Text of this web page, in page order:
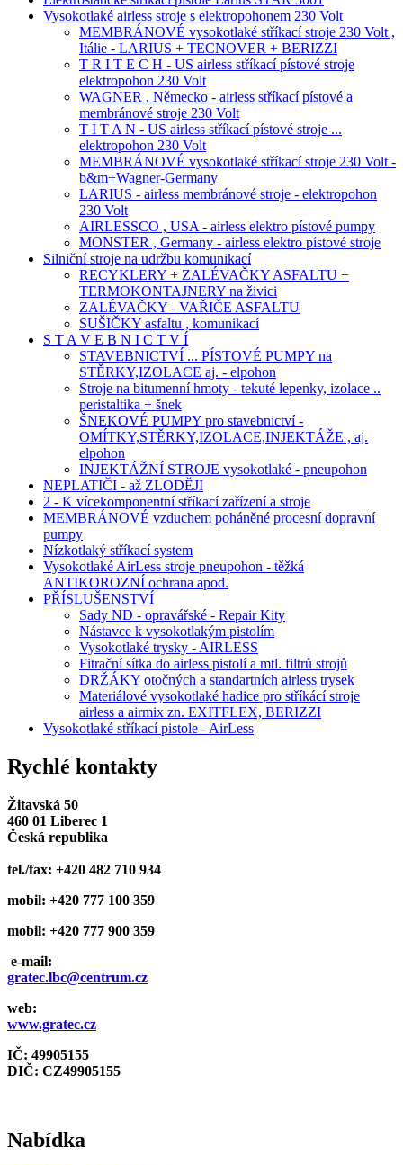
Vysokotlaké airless stroje s elektropohonem 230 Volt
MEMBRÁNOVÉ vysokotlaké stříkací stroje 230 Volt ,
Itálie - LARIUS + TECNOVER + BERIZZI
T R I T E C H - US airless stříkací pístové stroje
elektropohon 230 Volt
WAGNER , Německo - airless stříkací pístové a
membránové stroje 230 Volt
T I T A N - US airless stříkací pístové stroje ...
elektropohon 230 Volt
MEMBRÁNOVÉ vysokotlaké stříkací stroje 230 Volt -
b&m+Wagner-Germany
LARIUS - airless membránové stroje - elektropohon
230 Volt
AIRLESSCO , USA - airless elektro pístové pumpy
MONSTER , Germany - airless elektro pístové stroje
Silniční stroje na udržbu komunikací
RECYKLERY + ZALÉVAČKY ASFALTU +
TERMOKONTAJNERY na živici
ZALÉVAČKY - VAŘIČE ASFALTU
SUŠIČKY asfaltu , komunikací
S T A V E B N I C T V Í
STAVEBNICTVÍ ... PÍSTOVÉ PUMPY na
STĚRKY,IZOLACE aj. - elpohon
Stroje na bitumenní hmoty - tekuté lepenky, izolace ..
peristaltika + šnek
ŠNEKOVÉ PUMPY pro stavebnictví -
OMÍTKY,STĚRKY,IZOLACE,INJEKTÁŽE , aj.
elpohon
INJEKTÁŽNÍ STROJE vysokotlaké - pneupohon
NEPLATIČI - až ZLODĚJI
2 - K vícekomponentní stříkací zařízení a stroje
MEMBRÁNOVÉ vzduchem poháněné procesní dopravní
pumpy
Nízkotlaký stříkací system
Vysokotlaké AirLess stroje pneupohon - těžká
ANTIKOROZNÍ ochrana apod.
PŘÍSLUŠENSTVÍ
Sady ND - opravářské - Repair Kity
Nástavce k vysokotlakým pistolím
Vysokotlaké trysky - AIRLESS
Fitrační sítka do airless pistolí a mtl. filtrů strojů
DRŽÁKY otočných a standartních airless trysek
Materiálové vysokotlaké hadice pro stříkácí stroje
airless a airmix zn. EXITFLEX, BERIZZI
Vysokotlaké stříkací pistole - AirLess
Rychlé kontakty
Žitavská 50
460 01 Liberec 1
Česká republika
tel./fax: +420 482 710 934
mobil: +420 777 100 359
mobil: +420 777 900 359
e-mail:
gratec.lbc@centrum.cz
web:
www.gratec.cz
IČ: 49905155
DIČ: CZ49905155
Nabídka